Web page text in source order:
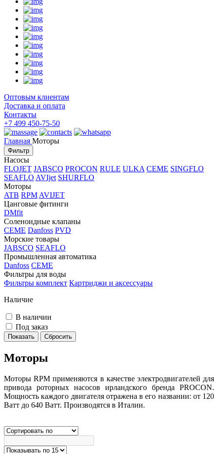
Оптовым клиентам
Доставка и оплата
Контакты
+7 499 450-75-50
Главная Моторы
Фильтр
Насосы
FLOJET JABSCO PROCON RULE ULKA CEME SINGFLO
SEAFLO AVIjet SHURFLO
Моторы
ATB RPM AVIJET
Цанговые фитинги
DMfit
Соленоидные клапаны
CEME Danfoss PVD
Морские товары
JABSCO SEAFLO
Промышленная автоматика
Danfoss CEME
Фильтры для воды
Фильтры комплект Картриджи и аксессуары
Наличие
В наличии
Под заказ
Моторы
Моторы RPM применяются в качестве электродвигателей для
привода роторных насосов ирландского бренда PROCON.
Мощность каждого двигателя отражена в его названии: от 120
Ватт до 640 Ватт. Производятся в Италии.